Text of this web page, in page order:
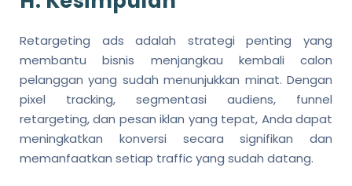
Retargeting ads adalah strategi penting yang
membantu bisnis menjangkau kembali calon
pelanggan yang sudah menunjukkan minat. Dengan
pixel tracking, segmentasi audiens, funnel
retargeting, dan pesan iklan yang tepat, Anda dapat
meningkatkan konversi secara signifikan dan
memanfaatkan setiap traffic yang sudah datang.